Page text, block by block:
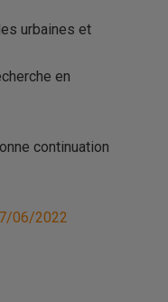
urbaines et
en
continuation
06/2022